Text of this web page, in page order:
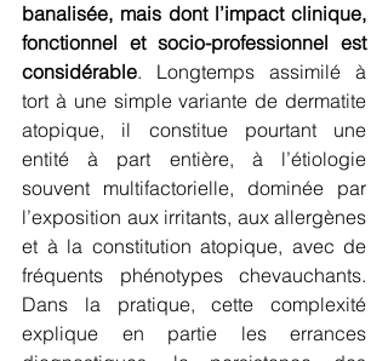
banalisée, mais dont l’impact clinique,
fonctionnel et socio-professionnel est
considérable. Longtemps assimilé à
tort à une simple variante de dermatite
atopique, il constitue pourtant une
entité à part entière, à l’étiologie
souvent multifactorielle, dominée par
l’exposition aux irritants, aux allergènes
et à la constitution atopique, avec de
fréquents phénotypes chevauchants.
Dans la pratique, cette complexité
explique en partie les errances